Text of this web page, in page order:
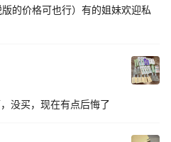
的价格可也行）有的姐妹欢迎私
没买，现在有点后悔了